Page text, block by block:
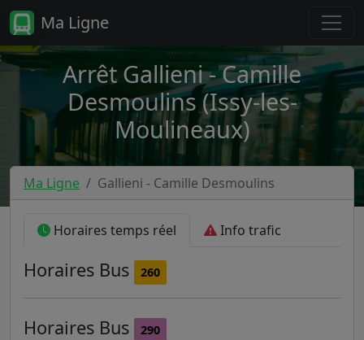
Ma Ligne
Arrêt Gallieni - Camille
Desmoulins (Issy-les-
Moulineaux)
Ma Ligne Gallieni - Camille Desmoulins
Horaires temps réel Info trafic
Horaires Bus 260
Horaires Bus 290